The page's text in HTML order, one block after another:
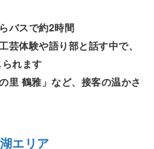
バスで約2時間
芸体験や語り部と話す中で、
れます
里 鶴雅」など、接客の温かさ
エリア